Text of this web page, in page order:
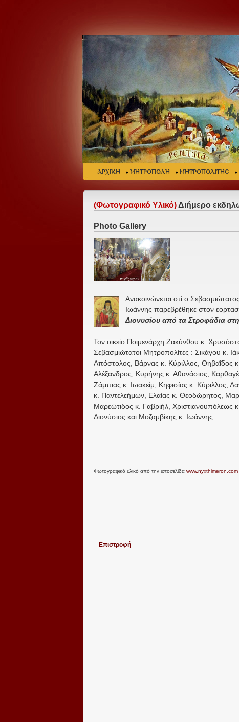
ΑΡΧΙΚΗ ΜΗΤΡΟΠΟΛΗ ΜΗΤΡΟΠΟΛΙΤΗΣ
(Φωτογραφικό Υλικό)Διήμερο
Photo Gallery
Ανακοινώνεται οτί ο
Ιωάννης παρεβρέθηκε στον
Διονυσίου από τα Στροφάδια
Τον οικείο Ποιμενάρχη Ζακύνθου κ.
Σεβασμιώτατοι Μητροπολίτες : Σικάγου κ.
Απόστολος, Βάρνας κ. Κύριλλος, Θηβαΐδος
Αλέξανδρος, Κυρήνης κ. Αθανάσιος,
Ζάμπιας κ. Ιωακείμ, Κηφισίας κ. Κύριλλος,
κ. Παντελεήμων, Ελαίας κ. Θεοδώρητος,
Μαρεώτιδος κ. Γαβριήλ, Χριστιανουπόλεως
Διονύσιος και Μοζαμβίκης κ. Ιωάννης.
Φωτογραφικό υλικό από την ιστοσελίδα www.nyxthimeron.com
Επιστροφή